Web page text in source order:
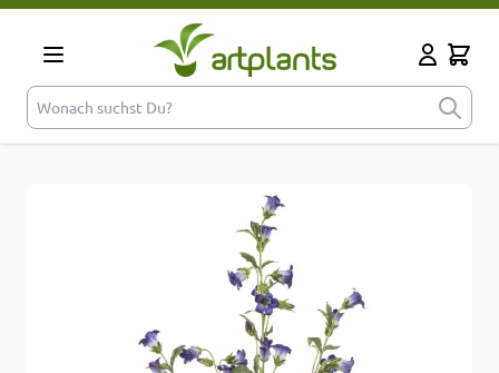
Zum Inhalt springen
Cart